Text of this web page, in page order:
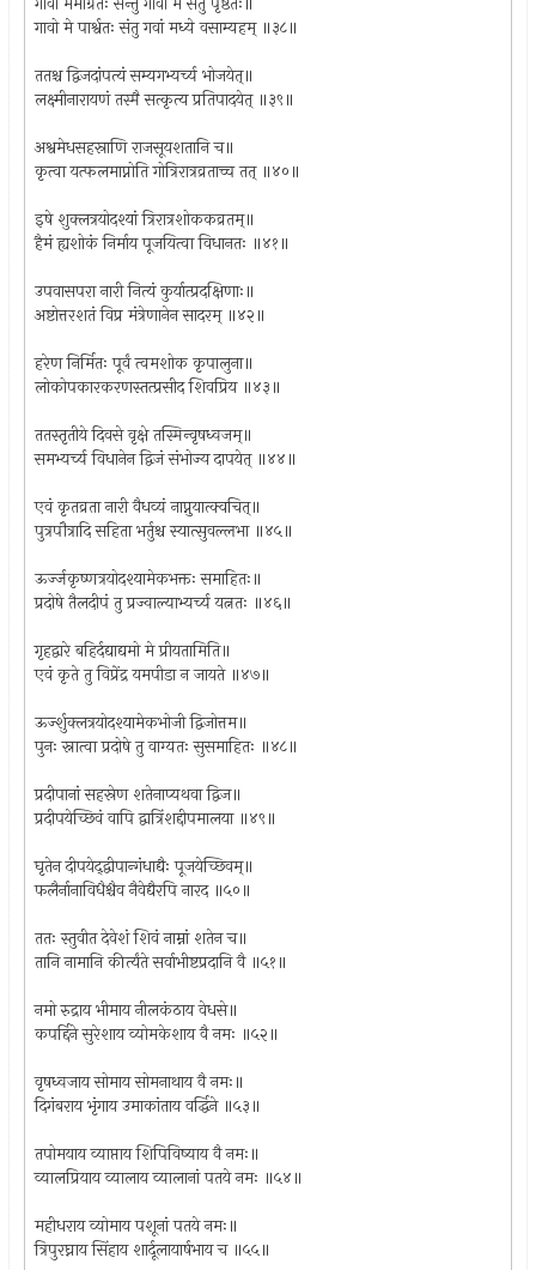
गावो मे पार्श्वतः संतु गवां मध्ये वसाम्यहम् ॥३८॥
ततश्च द्विजदांपत्यं सम्यगभ्यर्च्य भोजयेत्॥
लक्ष्मीनारायणं तस्मै सत्कृत्य प्रतिपादयेत् ॥३९॥
अश्वमेधसहस्राणि राजसूयशतानि च॥
कृत्वा यत्फलमाप्नोति गोत्रिरात्रव्रताच्च तत् ॥४०॥
इषे शुक्लत्रयोदश्यां त्रिरात्रशोककव्रतम्॥
हैमं ह्यशोकं निर्माय पूजयित्वा विधानतः ॥४१॥
उपवासपरा नारी नित्यं कुर्यात्प्रदक्षिणाः॥
अष्टोत्तरशतं विप्र मंत्रेणानेन सादरम् ॥४२॥
हरेण निर्मितः पूर्वं त्वमशोक कृपालुना॥
लोकोपकारकरणस्तत्प्रसीद शिवप्रिय ॥४३॥
ततस्तृतीये दिवसे वृक्षे तस्मिन्वृषध्वजम्॥
समभ्यर्च्य विधानेन द्विजं संभोज्य दापयेत् ॥४४॥
एवं कृतव्रता नारी वैधव्यं नाप्नुयात्क्वचित्॥
पुत्रपौत्रादि सहिता भर्तुश्च स्यात्सुवल्लभा ॥४५॥
ऊर्ज्जकृष्णत्रयोदश्यामेकभक्तः समाहितः॥
प्रदोषे तैलदीपं तु प्रज्वाल्याभ्यर्च्य यत्नतः ॥४६॥
गृहद्वारे बहिर्दद्याद्यमो मे प्रीयतामिति॥
एवं कृते तु विप्रेंद्र यमपीडा न जायते ॥४७॥
ऊर्ज्शुक्लत्रयोदश्यामेकभोजी द्विजोत्तम॥
पुनः स्नात्वा प्रदोषे तु वाग्यतः सुसमाहितः ॥४८॥
प्रदीपानां सहस्रेण शतेनाप्यथवा द्विज॥
प्रदीपयेच्छिवं वापि द्वात्रिंशद्दीपमालया ॥४९॥
घृतेन दीपयेद्द्वीपान्गंधाद्यैः पूजयेच्छिवम्॥
फलैर्नानाविधैश्चैव नैवेद्यैरपि नारद ॥५०॥
ततः स्तुवीत देवेशं शिवं नाम्नां शतेन च॥
तानि नामानि कीर्त्यंते सर्वाभीष्टप्रदानि वै ॥५१॥
नमो रुद्राय भीमाय नीलकंठाय वेधसे॥
कपर्द्दिने सुरेशाय व्योमकेशाय वै नमः ॥५२॥
वृषध्वजाय सोमाय सोमनाथाय वै नमः॥
दिगंबराय भृंगाय उमाकांताय वर्द्धिने ॥५३॥
तपोमयाय व्याप्ताय शिपिविष्याय वै नमः॥
व्यालप्रियाय व्यालाय व्यालानां पतये नमः ॥५४॥
महीधराय व्योमाय पशूनां पतये नमः॥
त्रिपुरघ्नाय सिंहाय शार्दूलायार्षभाय च ॥५५॥